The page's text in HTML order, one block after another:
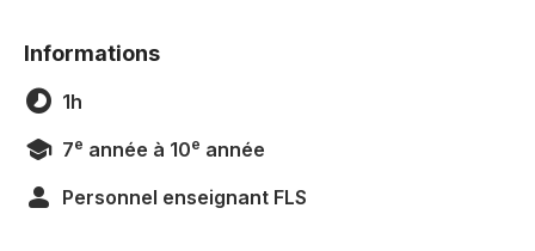
Informations
1h
7e année à 10e année
Personnel enseignant FLS